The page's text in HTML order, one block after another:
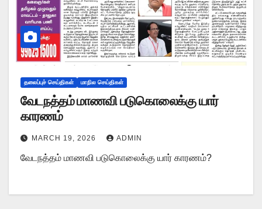
தலைப்புச் செய்திகள் மாநில செய்திகள்
வேடநத்தம் மாணவி படுகொலைக்கு யார்
காரணம்
MARCH 19, 2026 ADMIN
வேடநத்தம் மாணவி படுகொலைக்கு யார் காரணம்?